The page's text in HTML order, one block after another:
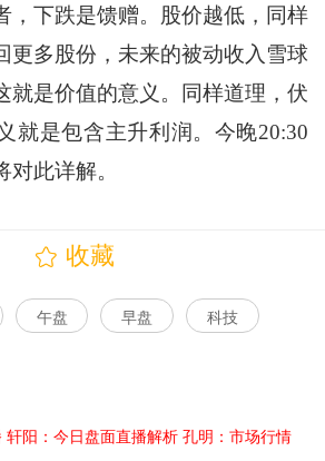
，下跌是馈赠。股价越低，同样
更多股份，未来的被动收入雪球
就是价值的意义。同样道理，伏
就是包含主升利润。今晚20:30
此详解。
收藏
午盘 早盘 科技
轩阳：今日盘面直播解析 孔明：市场行情